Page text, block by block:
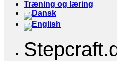
Træning og læring